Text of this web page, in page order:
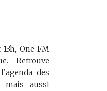
One FM
Retrouve
des
mais aussi